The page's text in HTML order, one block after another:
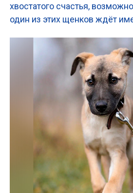
хвостатого счастья,
один из этих щенков ждёт